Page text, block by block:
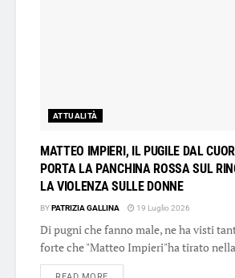
ATTUALITÀ
MATTEO IMPIERI, IL PUGILE DAL
PORTA LA PANCHINA ROSSA SUL
LA VIOLENZA SULLE DONNE
BYPATRIZIA GALLINA 19 Luglio 2026
Di pugni che fanno male, ne ha visti
forte che "Matteo Impieri"ha tirato